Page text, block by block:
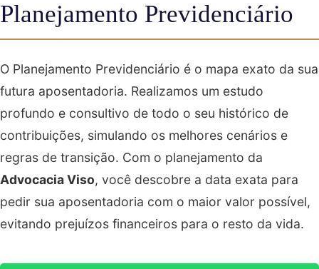
Planejamento Previdenciário
O Planejamento Previdenciário é o mapa exato da sua
futura aposentadoria. Realizamos um estudo
profundo e consultivo de todo o seu histórico de
contribuições, simulando os melhores cenários e
regras de transição. Com o planejamento da
Advocacia Viso, você descobre a data exata para
pedir sua aposentadoria com o maior valor possível,
evitando prejuízos financeiros para o resto da vida.